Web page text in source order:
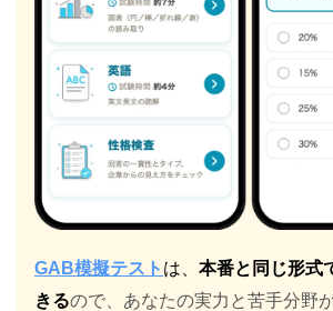
GAB模擬テスト は、 本番と同じ形式
きるので、あなたの実力と苦手分野